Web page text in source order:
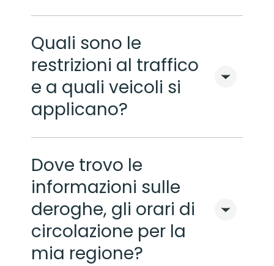
Quali sono le
restrizioni al traffico
e a quali veicoli si
applicano?
Dove trovo le
informazioni sulle
deroghe, gli orari di
circolazione per la
mia regione?